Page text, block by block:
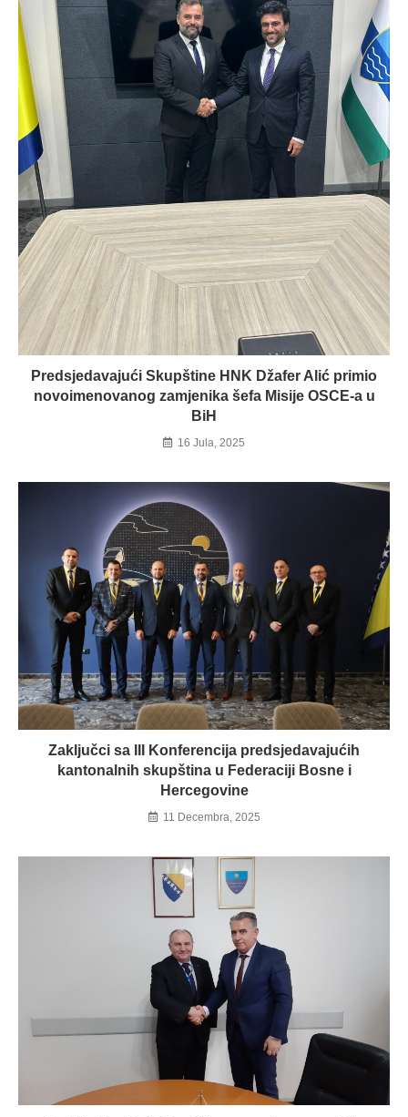
Predsjedavajući Skupštine HNK Džafer Alić primio
novoimenovanog zamjenika šefa Misije OSCE-a u
BiH
16 Jula, 2025
Zaključci sa III Konferencija predsjedavajućih
kantonalnih skupština u Federaciji Bosne i
Hercegovine
11 Decembra, 2025